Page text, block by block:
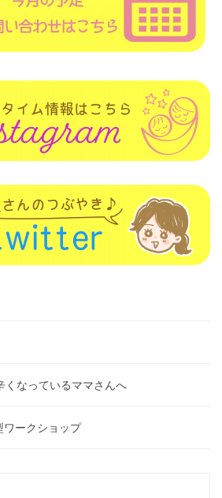
くなっているママさんへ
ークショップ